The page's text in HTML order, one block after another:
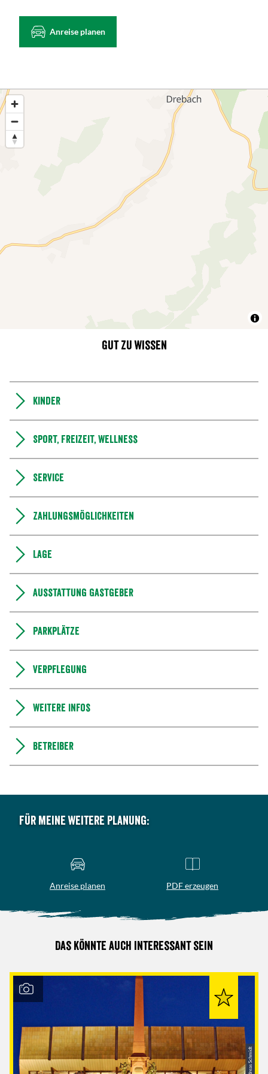
Anreise planen
Gut zu wissen
Kinder
Sport, Freizeit, Wellness
Service
Zahlungsmöglichkeiten
Lage
Ausstattung Gastgeber
Parkplätze
Verpflegung
Weitere Infos
Betreiber
Für meine weitere Planung:
Anreise planen PDF erzeugen
Das könnte auch interessant sein
© Andreas Schmidt